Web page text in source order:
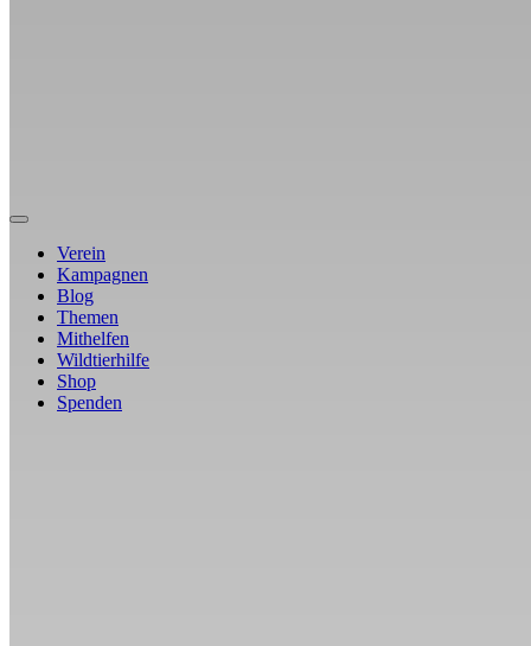
Verein
Kampagnen
Blog
Themen
Mithelfen
Wildtierhilfe
Shop
Spenden